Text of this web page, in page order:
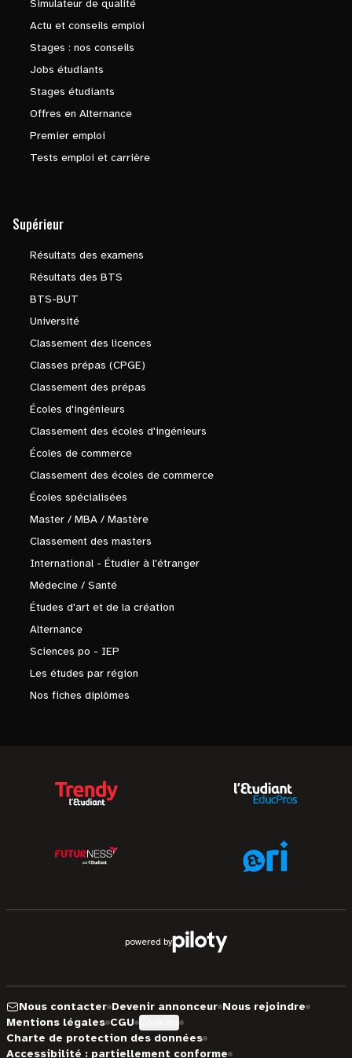
Simulateur de qualité
Actu et conseils emploi
Stages : nos conseils
Jobs étudiants
Stages étudiants
Offres en Alternance
Premier emploi
Tests emploi et carrière
Supérieur
Résultats des examens
Résultats des BTS
BTS-BUT
Université
Classement des licences
Classes prépas (CPGE)
Classement des prépas
Écoles d'ingénieurs
Classement des écoles d'ingénieurs
Écoles de commerce
Classement des écoles de commerce
Écoles spécialisées
Master / MBA / Mastère
Classement des masters
International - Étudier à l'étranger
Médecine / Santé
Études d'art et de la création
Alternance
Sciences po - IEP
Les études par région
Nos fiches diplômes
powered by
Nous contacter Devenir annonceur Nous rejoindre
Mentions légales CGU
Charte de protection des données
Accessibilité : partiellement conforme